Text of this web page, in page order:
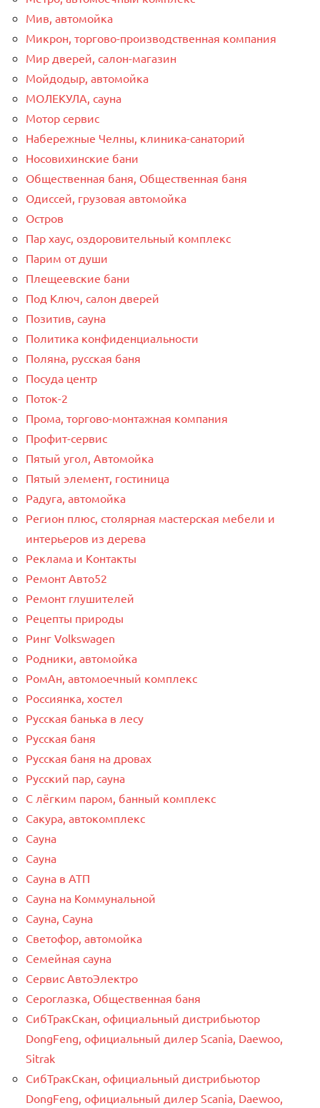
Мив, автомойка
Микрон, торгово-производственная компания
Мир дверей, салон-магазин
Мойдодыр, автомойка
МОЛЕКУЛА, сауна
Мотор сервис
Набережные Челны, клиника-санаторий
Носовихинские бани
Общественная баня, Общественная баня
Одиссей, грузовая автомойка
Остров
Пар хаус, оздоровительный комплекс
Парим от души
Плещеевские бани
Под Ключ, салон дверей
Позитив, сауна
Политика конфиденциальности
Поляна, русская баня
Посуда центр
Поток-2
Прома, торгово-монтажная компания
Профит-сервис
Пятый угол, Автомойка
Пятый элемент, гостиница
Радуга, автомойка
Регион плюс, столярная мастерская мебели и
интерьеров из дерева
Реклама и Контакты
Ремонт Авто52
Ремонт глушителей
Рецепты природы
Ринг Volkswagen
Родники, автомойка
РомАн, автомоечный комплекс
Россиянка, хостел
Русская банька в лесу
Русская баня
Русская баня на дровах
Русский пар, сауна
С лёгким паром, банный комплекс
Сакура, автокомплекс
Сауна
Сауна
Сауна в АТП
Сауна на Коммунальной
Сауна, Сауна
Светофор, автомойка
Семейная сауна
Сервис АвтоЭлектро
Сероглазка, Общественная баня
СибТракСкан, официальный дистрибьютор
DongFeng, официальный дилер Scania, Daewoo,
Sitrak
СибТракСкан, официальный дистрибьютор
DongFeng, официальный дилер Scania, Daewoo,